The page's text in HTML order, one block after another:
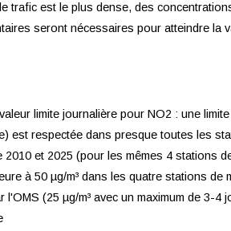
est le plus dense, des
seront nécessaires pour atteindre la
limite journalière pour NO2 : une
est respectée dans presque toutes les
et 2025 (pour les mêmes 4 stations
à 50 µg/m³ dans les quatre stations de
(25 µg/m³ avec un maximum de 3-4